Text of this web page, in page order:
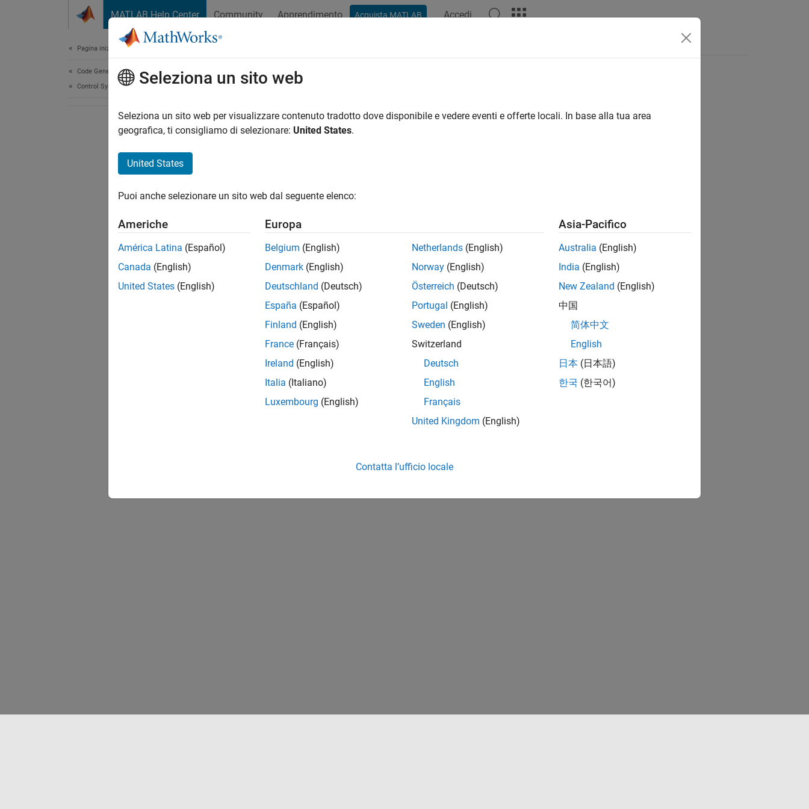
MATLAB Help Center Community Apprendimento Acquista MATLAB Accedi
Pagina iniziale della documentazione
Code Generation
Control Systems
Seleziona un sito web
Seleziona un sito web per visualizzare contenuto tradotto dove disponibile e vedere eventi e offerte locali. In base alla tua area
geografica, ti consigliamo di selezionare: United States.
United States
Puoi anche selezionare un sito web dal seguente elenco:
Americhe
América Latina (Español)
Canada (English)
United States (English)
Europa
Belgium (English)
Denmark (English)
Deutschland (Deutsch)
España (Español)
Finland (English)
France (Français)
Ireland (English)
Italia (Italiano)
Luxembourg (English)
Netherlands (English)
Norway (English)
Österreich (Deutsch)
Portugal (English)
Sweden (English)
Switzerland
Deutsch
English
Français
United Kingdom (English)
Asia-Pacifico
Australia (English)
India (English)
New Zealand (English)
中国
简体中文
English
日本 (日本語)
한국 (한국어)
Contatta l’ufficio locale